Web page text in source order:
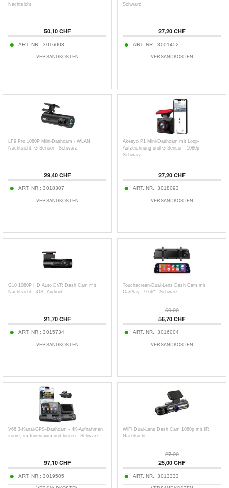
Nachtsicht
50,10 CHF
ART. NR.: 3016003
VERSANDKOSTEN
Schwarz
27,20 CHF
ART. NR.: 3001452
VERSANDKOSTEN
LF9 Pro 1080P Mini-Dashcam - WLAN,
Nachtsicht, G-Sensor - Schwarz
29,40 CHF
ART. NR.: 3018307
VERSANDKOSTEN
Akeeyo P1 Mini-Dashcam mit Loop-
Aufzeichnung und G-Sensor - 1080p -
Schwarz
27,20 CHF
ART. NR.: 3018093
VERSANDKOSTEN
G10 1080P HD Auto DVR Dash Cam mit
Nachtsicht - iOS, Android
21,70 CHF
ART. NR.: 3015734
VERSANDKOSTEN
Touchscreen-Dual-Lens Dash Cam mit
CarPlay - 9.66" - Schwarz
60,00
56,70 CHF
ART. NR.: 3016004
VERSANDKOSTEN
V66 3-Kanal-GPS-Dashcam - 4K-Aufnahmen
vorne, im Innenraum und hinten - Schwarz
97,10 CHF
ART. NR.: 3019505
WiFi Dual-Lens Dash Cam 1080p mit IR
Nachtsicht
27,20
25,00 CHF
ART. NR.: 3013333